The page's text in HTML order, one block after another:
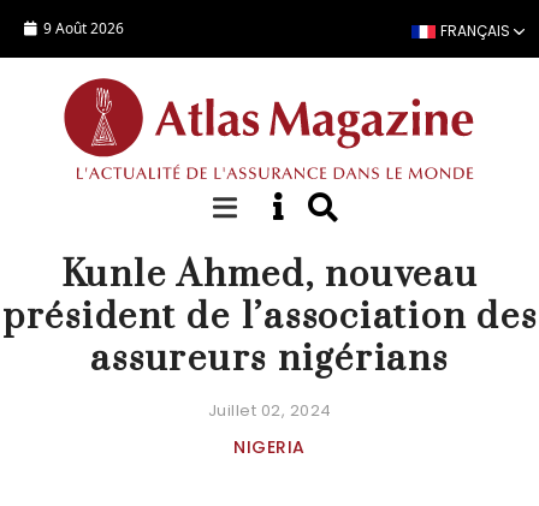
9 Août 2026 FRANÇAIS
NOMINATION
Kunle Ahmed, nouveau
président de l’association des
assureurs nigérians
Juillet 02, 2024
NIGERIA